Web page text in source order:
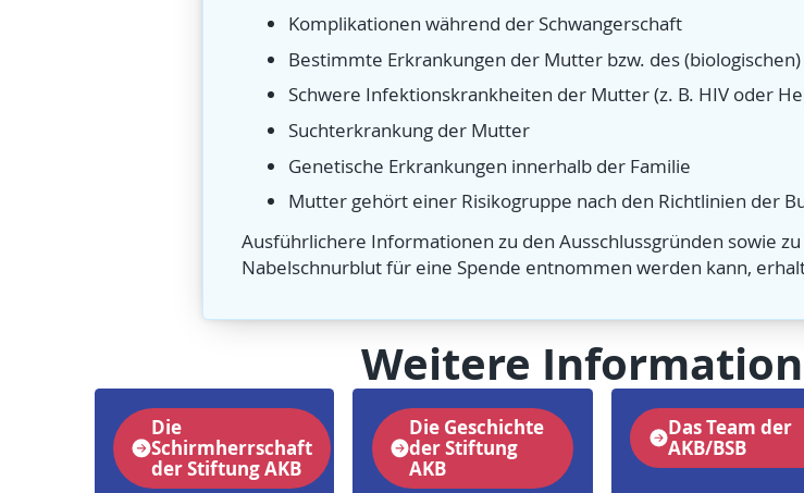
Komplikationen während der Schwangerschaft
Bestimmte Erkrankungen der Mutter bzw. des
Schwere Infektionskrankheiten der Mutter (z. B. HIV oder
Suchterkrankung der Mutter
Genetische Erkrankungen innerhalb der Familie
Mutter gehört einer Risikogruppe nach den Richtlinien der
Ausführlichere Informationen zu den Ausschlussgründen sowie
Nabelschnurblut für eine Spende entnommen werden kann,
Weitere
Die
Schirmherrschaft
der Stiftung AKB
Die Geschichte
der Stiftung
AKB
Das Team der
AKB/BSB